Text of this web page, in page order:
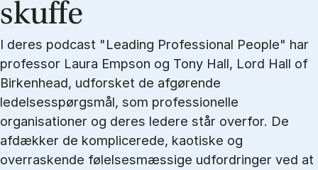
skuf­fe
I deres podcast "Leading Professional People" har
professor Laura Empson og Tony Hall, Lord Hall of
Birkenhead, udforsket de afgørende
ledelsesspørgsmål, som professionelle
organisationer og deres ledere står overfor. De
afdækker de komplicerede, kaotiske og
overraskende følelsesmæssige udfordringer ved at